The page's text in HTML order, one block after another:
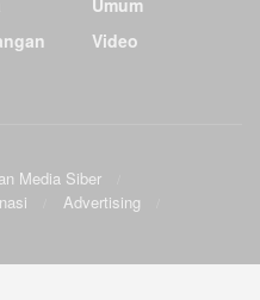
Video
Media Siber
Advertising
Panjaitan& G. Sahat. All